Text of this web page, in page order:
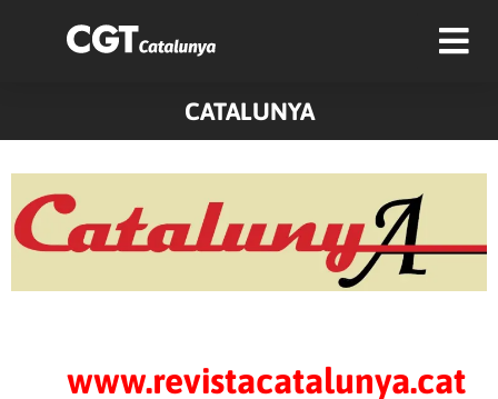
CATALUNYA
www.revistacatalunya.cat